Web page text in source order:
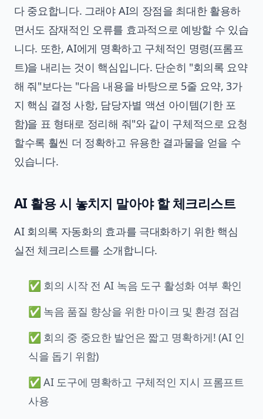
다 중요합니다. 그래야 AI의 장점을 최대한 활용하
면서도 잠재적인 오류를 효과적으로 예방할 수 있습
니다. 또한, AI에게 명확하고 구체적인 명령(프롬프
트)을 내리는 것이 핵심입니다. 단순히 "회의록 요약
해 줘"보다는 "다음 내용을 바탕으로 5줄 요약, 3가
지 핵심 결정 사항, 담당자별 액션 아이템(기한 포
함)을 표 형태로 정리해 줘"와 같이 구체적으로 요청
할수록 훨씬 더 정확하고 유용한 결과물을 얻을 수
있습니다.
AI 활용 시 놓치지 말아야 할 체크리스트
AI 회의록 자동화의 효과를 극대화하기 위한 핵심
실전 체크리스트를 소개합니다.
✅ 회의 시작 전 AI 녹음 도구 활성화 여부 확인
✅ 녹음 품질 향상을 위한 마이크 및 환경 점검
✅ 회의 중 중요한 발언은 짧고 명확하게! (AI 인
식을 돕기 위함)
✅ AI 도구에 명확하고 구체적인 지시 프롬프트
사용